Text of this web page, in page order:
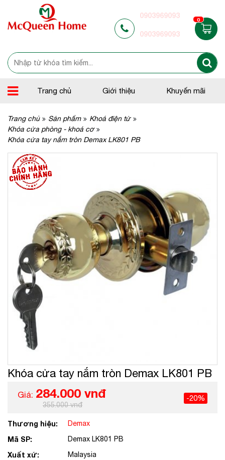
0903969093
0903969093
0
Trang chủ Giới thiệu Khuyến mãi
Trang chủ Sản phẩm
Khoá điện tử
Khóa cửa phòng - khoá cơ
Khóa cửa tay nắm tròn Demax LK801 PB
Khóa cửa tay nắm tròn Demax LK801 PB
Giá: 284.000 vnđ
355.000 vnđ
-20%
Thương hiệu: Demax
Mã SP: Demax LK801 PB
Xuất xứ: Malaysia